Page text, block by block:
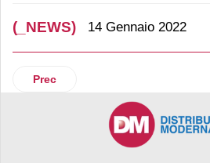
(_NEWS) 14 Gennaio 2022
Articolo precedente: Icam
Prec